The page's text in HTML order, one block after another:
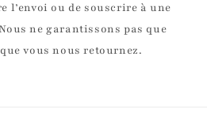
l’envoi ou de souscrire à une
ne garantissons pas que
vous nous retournez.